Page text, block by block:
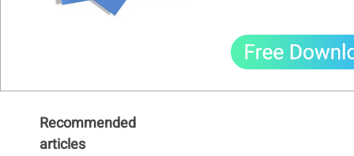
Recommended
articles